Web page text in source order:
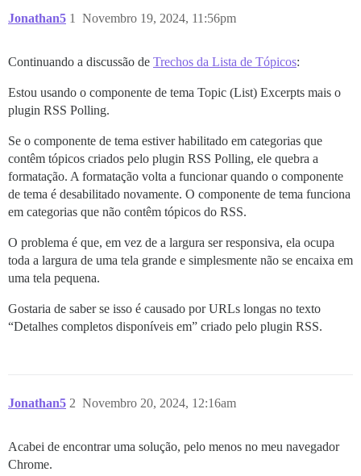
Jonathan5 Novembro 19, 2024, 11:56pm
1
Continuando a discussão de Trechos da Lista de Tópicos:
Estou usando o componente de tema Topic (List) Excerpts mais o
plugin RSS Polling.
Se o componente de tema estiver habilitado em categorias que
contêm tópicos criados pelo plugin RSS Polling, ele quebra a
formatação. A formatação volta a funcionar quando o componente
de tema é desabilitado novamente. O componente de tema funciona
em categorias que não contêm tópicos do RSS.
O problema é que, em vez de a largura ser responsiva, ela ocupa
toda a largura de uma tela grande e simplesmente não se encaixa em
uma tela pequena.
Gostaria de saber se isso é causado por URLs longas no texto
“Detalhes completos disponíveis em” criado pelo plugin RSS.
Jonathan5 Novembro 20, 2024, 12:16am
2
Acabei de encontrar uma solução, pelo menos no meu navegador
Chrome.